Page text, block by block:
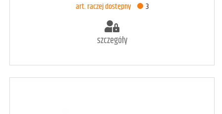
art. raczej dostępny 3
szczegóły